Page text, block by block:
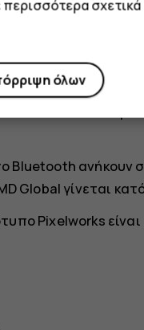
, ισχύει για
κάτοχος
Nokia είναι σήμα
άλλα σχετικά
Bluetooth ανήκουν
Global γίνεται
Pixelworks
σχετικά
όλων